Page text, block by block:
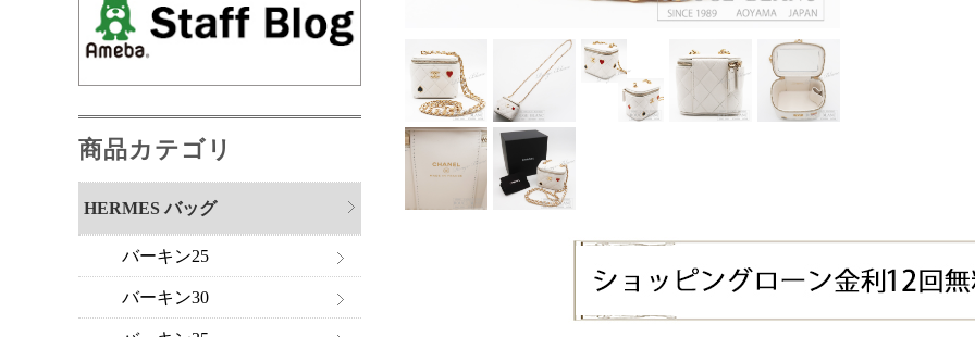
商品カテゴリ
HERMES バッグ
バーキン25
バーキン30